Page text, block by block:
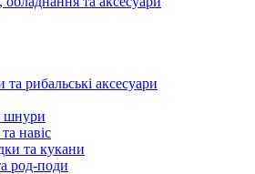
та рибальські аксесуари
шнури
навіс
та кукани
род-поди